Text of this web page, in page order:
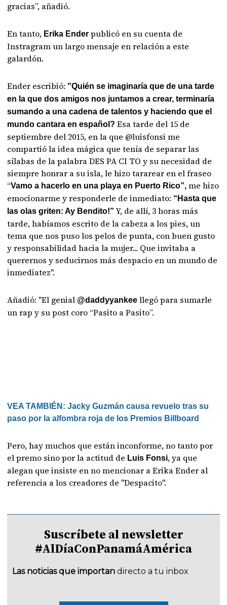
gracias”, añadió.
En tanto, Erika Ender publicó en su cuenta de
Instragram un largo mensaje en relación a este
galardón.
Ender escribió: "Quién se imaginaría que de una tarde
en la que dos amigos nos juntamos a crear, terminaría
sumando a una cadena de talentos y haciendo que el
mundo cantara en español?Esa tarde del 15 de
septiembre del 2015, en la que @luisfonsi me
compartió la idea mágica que tenía de separar las
sílabas de la palabra DES PA CI TO y su necesidad de
siempre honrar a su isla, le hizo tararear en el fraseo
“Vamo a hacerlo en una playa en Puerto Rico”, me hizo
emocionarme y responderle de inmediato: “Hasta que
las olas griten: Ay Bendito!” Y, de allí, 3 horas más
tarde, habíamos escrito de la cabeza a los pies, un
tema que nos puso los pelos de punta, con buen gusto
y responsabilidad hacia la mujer... Que invitaba a
querernos y seducirnos más despacio en un mundo de
inmediatez".
Añadió: "El genial @daddyyankee llegó para sumarle
un rap y su post coro “Pasito a Pasito”.
VEA TAMBIÉN: Jacky Guzmán causa revuelo tras su
paso por la alfombra roja de los Premios Billboard
Pero, hay muchos que están inconforme, no tanto por
el premo sino por la actitud de Luis Fonsi, ya que
alegan que insiste en no mencionar a Erika Ender al
referencia a los creadores de "Despacito".
Suscríbete al newsletter
#AlDíaConPanamáAmérica
Las noticias que importan directo a tu inbox